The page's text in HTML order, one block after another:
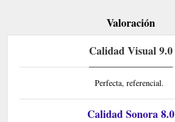
Valoración
Calidad Visual 9.0
Perfecta, referencial.
Calidad Sonora 8.0